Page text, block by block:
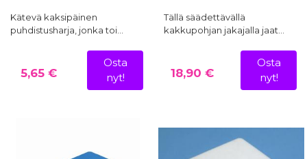
Kätevä kaksipäinen
puhdistusharja, jonka toi…
5,65 €
Osta
nyt!
Tällä säädettävällä
kakkupohjan jakajalla jaat…
18,90 €
Osta
nyt!